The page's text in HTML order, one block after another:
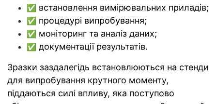
✅ встановлення вимірювальних приладів;
✅ процедурі випробування;
✅ моніторинг та аналіз даних;
✅ документації результатів.
Зразки заздалегідь встановлюються на стенди
для випробування крутного моменту,
піддаються силі впливу, яка поступово